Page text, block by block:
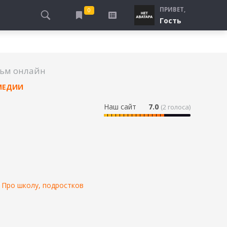
ПРО ШКОЛУ, ПОДРОСТКОВ
0
БУДУ СМОТРЕТЬ
УЖЕ СМОТРЕЛ
ПРИВЕТ,
Гость
онлайн
Наш сайт 7.0 (2 голоса)
Про школу, подростков